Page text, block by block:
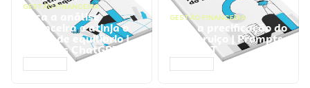
GESTÃO FINANCEIRA
Faça a análise
financeira e atinja o
ponto de equilíbrio |
Prompts ChatGPT
GESTÃO FINANCEIRA
Faça a precificação do
seu serviço | Prompts
ChatGPT